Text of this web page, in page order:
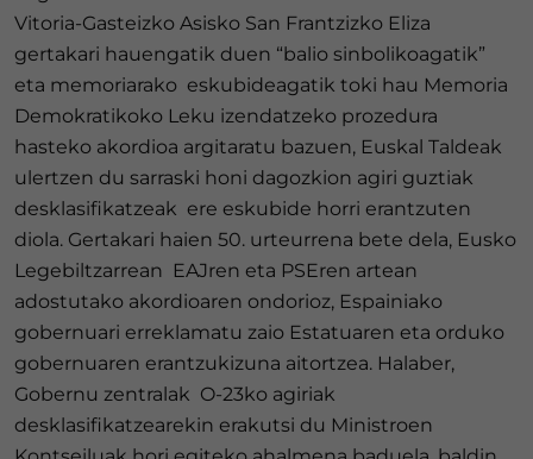
Vitoria-Gasteizko Asisko San Frantzizko Eliza
gertakari hauengatik duen “balio sinbolikoagatik”
eta memoriarako eskubideagatik toki hau Memoria
Demokratikoko Leku izendatzeko prozedura
hasteko akordioa argitaratu bazuen, Euskal Taldeak
ulertzen du sarraski honi dagozkion agiri guztiak
desklasifikatzeak ere eskubide horri erantzuten
diola. Gertakari haien 50. urteurrena bete dela, Eusko
Legebiltzarrean EAJren eta PSEren artean
adostutako akordioaren ondorioz, Espainiako
gobernuari erreklamatu zaio Estatuaren eta orduko
gobernuaren erantzukizuna aitortzea. Halaber,
Gobernu zentralak O-23ko agiriak
desklasifikatzearekin erakutsi du Ministroen